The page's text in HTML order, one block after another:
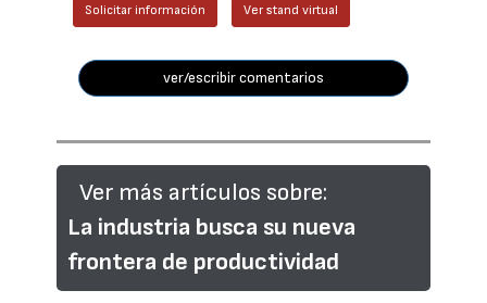
Solicitar información Ver stand virtual
ver/escribir comentarios
Ver más artículos sobre:
La industria busca su nueva
frontera de productividad